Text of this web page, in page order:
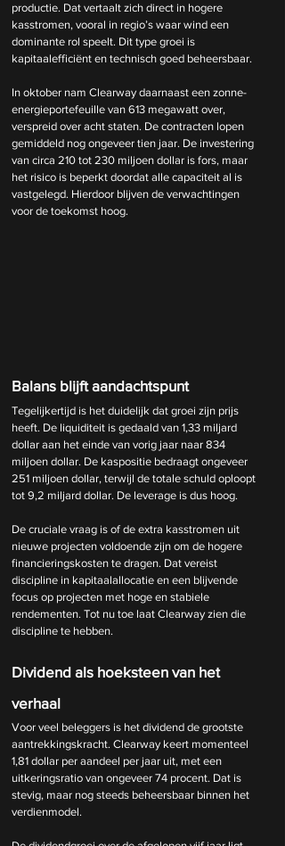
productie. Dat vertaalt zich direct in hogere
kasstromen, vooral in regio’s waar wind een
dominante rol speelt. Dit type groei is
kapitaalefficiënt en technisch goed beheersbaar.
In oktober nam Clearway daarnaast een zonne-
energieportefeuille van 613 megawatt over,
verspreid over acht staten. De contracten lopen
gemiddeld nog ongeveer tien jaar. De investering
van circa 210 tot 230 miljoen dollar is fors, maar
het risico is beperkt doordat alle capaciteit al is
vastgelegd. Hierdoor blijven de verwachtingen
voor de toekomst hoog.
Balans blijft aandachtspunt
Tegelijkertijd is het duidelijk dat groei zijn prijs
heeft. De liquiditeit is gedaald van 1,33 miljard
dollar aan het einde van vorig jaar naar 834
miljoen dollar. De kaspositie bedraagt ongeveer
251 miljoen dollar, terwijl de totale schuld oploopt
tot 9,2 miljard dollar. De leverage is dus hoog.
De cruciale vraag is of de extra kasstromen uit
nieuwe projecten voldoende zijn om de hogere
financieringskosten te dragen. Dat vereist
discipline in kapitaalallocatie en een blijvende
focus op projecten met hoge en stabiele
rendementen. Tot nu toe laat Clearway zien die
discipline te hebben.
Dividend als hoeksteen van het
verhaal
Voor veel beleggers is het dividend de grootste
aantrekkingskracht. Clearway keert momenteel
1,81 dollar per aandeel per jaar uit, met een
uitkeringsratio van ongeveer 74 procent. Dat is
stevig, maar nog steeds beheersbaar binnen het
verdienmodel.